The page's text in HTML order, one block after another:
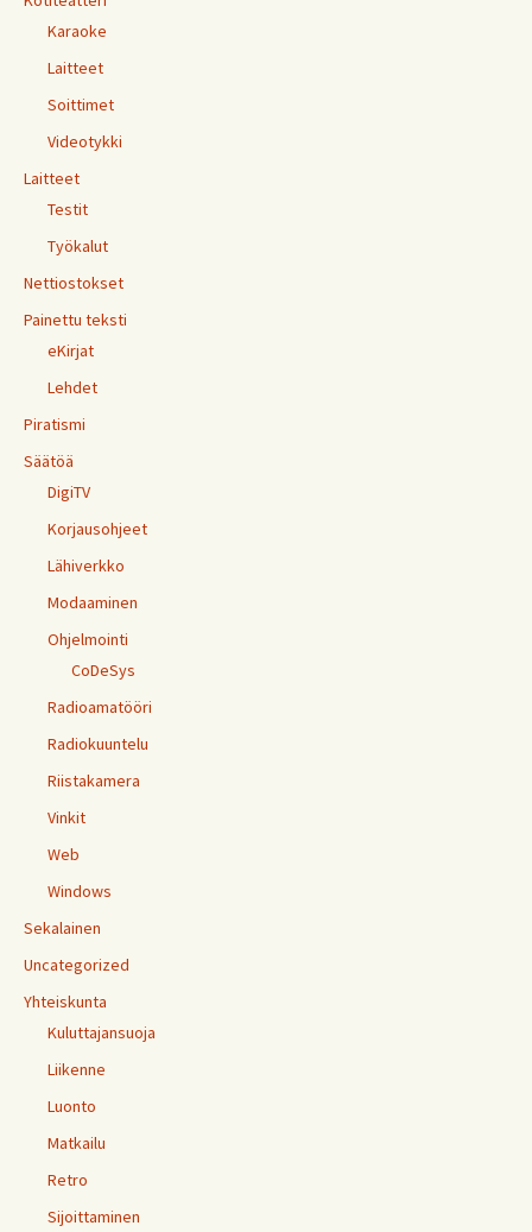
Karaoke
Laitteet
Soittimet
Videotykki
Laitteet
Testit
Työkalut
Nettiostokset
Painettu teksti
eKirjat
Lehdet
Piratismi
Säätöä
DigiTV
Korjausohjeet
Lähiverkko
Modaaminen
Ohjelmointi
CoDeSys
Radioamatööri
Radiokuuntelu
Riistakamera
Vinkit
Web
Windows
Sekalainen
Uncategorized
Yhteiskunta
Kuluttajansuoja
Liikenne
Luonto
Matkailu
Retro
Sijoittaminen